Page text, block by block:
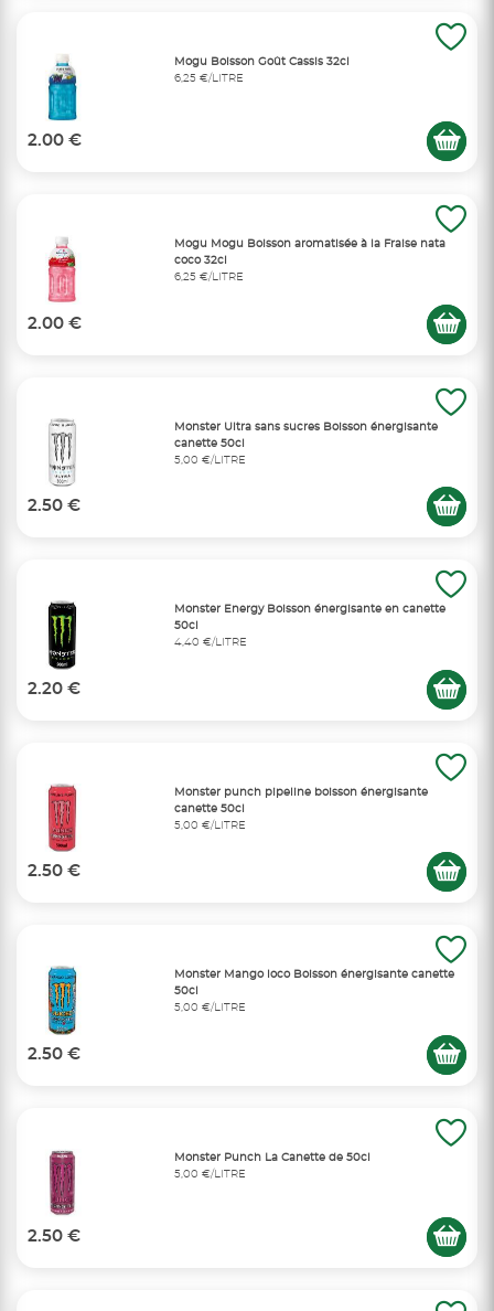
Mogu Boisson Goût Cassis 32cl
6,25 €/LITRE
2.00 €
Mogu Mogu Boisson aromatisée à la Fraise nata
coco 32cl
6,25 €/LITRE
2.00 €
Monster Ultra sans sucres Boisson énergisante
canette 50cl
5,00 €/LITRE
2.50 €
Monster Energy Boisson énergisante en canette
50cl
4,40 €/LITRE
2.20 €
Monster punch pipeline boisson énergisante
canette 50cl
5,00 €/LITRE
2.50 €
Monster Mango loco Boisson énergisante canette
50cl
5,00 €/LITRE
2.50 €
Monster Punch La Canette de 50cl
5,00 €/LITRE
2.50 €